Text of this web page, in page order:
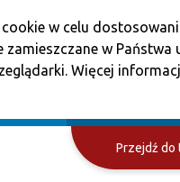
w celu
zamieszczane w
Więcej
Przejdź do